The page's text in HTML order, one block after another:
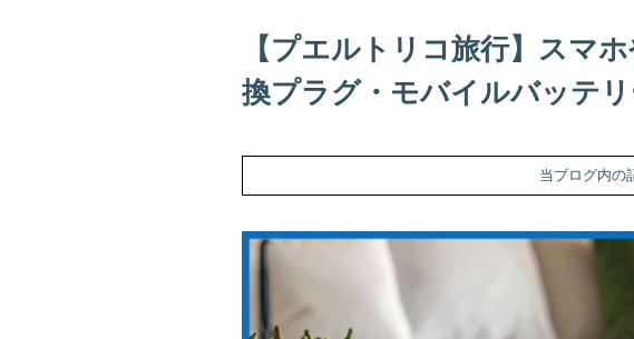
【プエルトリコ旅行】スマ
換プラグ・モバイルバッテリ
当ブログ内の